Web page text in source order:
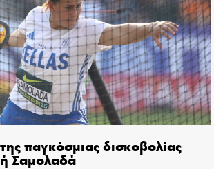
παγκόσμιας δισκοβολίας
Σαμολαδά